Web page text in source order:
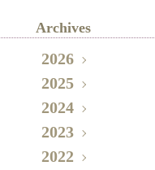
Archives
2026
Mai (2)
2025
Novembre
Octobre
Juin (1)
2024
Septembre
Août (1)
2023
Décembre
2022